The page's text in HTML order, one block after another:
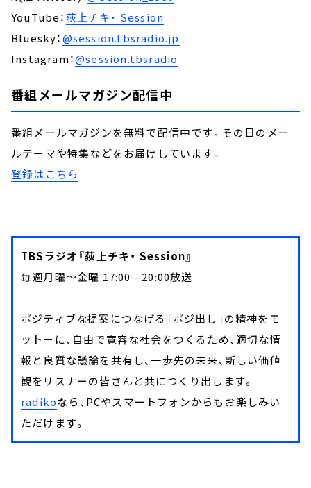
YouTube： 荻上チキ・ Session
Bluesky：@session.tbsradio.jp
Instagram：@session.tbsradio
番組メールマガジン配信中
番組メールマガジンを無料で配信中です。その日のメー
ルテーマや特集などをお届けしています。
登録はこちら
TBSラジオ『荻上チキ・ Session』
毎週月曜～金曜 17:00 - 20:00放送
ポジティブな提案につなげる「ポジ出し」の精神をモ
ットーに、自由で寛容な社会をつくるため、適切な情
報と良質な議論を共有し、一歩先の未来、新しい価値
観をリスナーの皆さんと共につくり出します。
radikoなら、PCやスマートフォンからもお楽しみい
ただけます。